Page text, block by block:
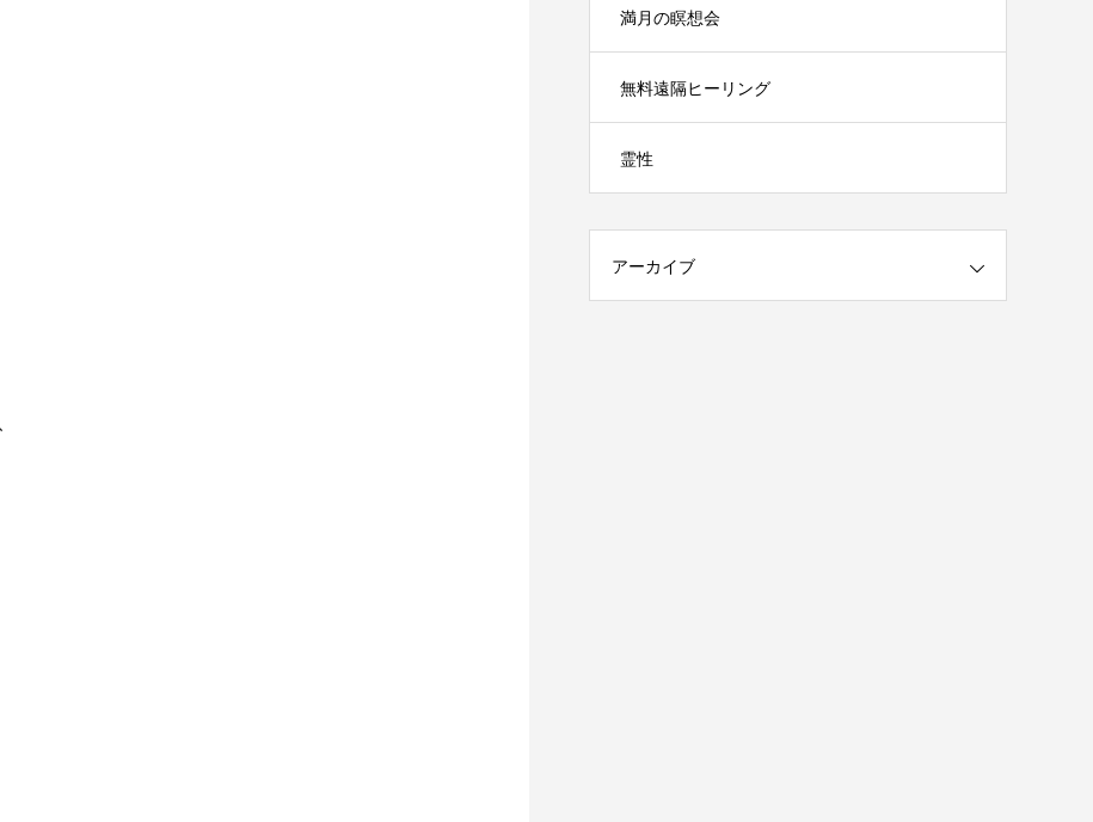
満月の瞑想会
無料遠隔ヒーリング
霊性
アーカイブ